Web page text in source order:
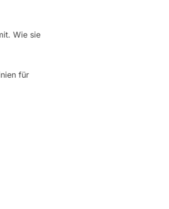
Wie sie
für